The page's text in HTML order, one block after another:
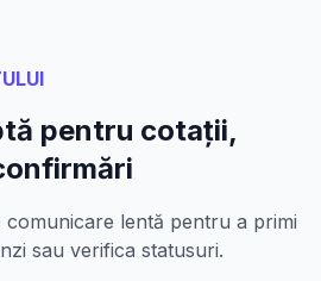
pentru cotații,
comunicare lentă pentru a primi
sau verifica statusuri.